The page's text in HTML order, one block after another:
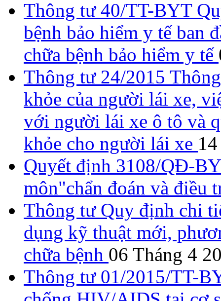
Thông tư 40/TT-BYT
bệnh bảo hiểm y tế ban
chữa bệnh bảo hiểm y tế
Thông tư 24/2015
khỏe của người lái xe,
với người lái xe ô tô và
khỏe cho người lái xe
Quyết định 3108/QĐ-
môn"chẩn đoán và điều
Thông tư Quy định chi
dụng kỹ thuật mới,
chữa bệnh 06 Tháng 4
Thông tư 01/2015/TT-